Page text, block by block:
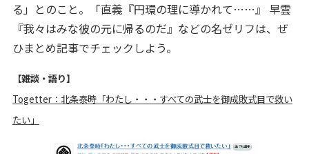
る」とのこと。「直義『円環の理に導かれて……』 早雲
『我々はみな彼の元に帰るのだ』などの名ゼリフは、ぜ
ひまとめ記事でチェックしよう。
【雑談・語り】
Togetter：北条泰時「わたし・・・すべての武士を御成敗式目で救い
たい」